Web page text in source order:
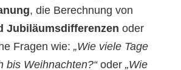
, die Berechnung von
Jubiläumsdifferenzen oder
Fragen wie: „Wie viele Tage
bis Weihnachten?“oder „Wie